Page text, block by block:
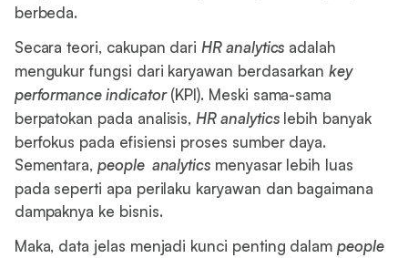
berbeda.
Secara teori, cakupan dari HR analytics adalah
mengukur fungsi dari karyawan berdasarkankey
performance indicator(KPI). Meski sama-sama
berpatokan pada analisis, HR analyticslebih banyak
berfokus pada efisiensi proses sumber daya.
Sementara,people analytics menyasar lebih luas
pada seperti apa perilaku karyawan dan bagaimana
dampaknya ke bisnis.
Maka, data jelas menjadi kunci penting dalampeople